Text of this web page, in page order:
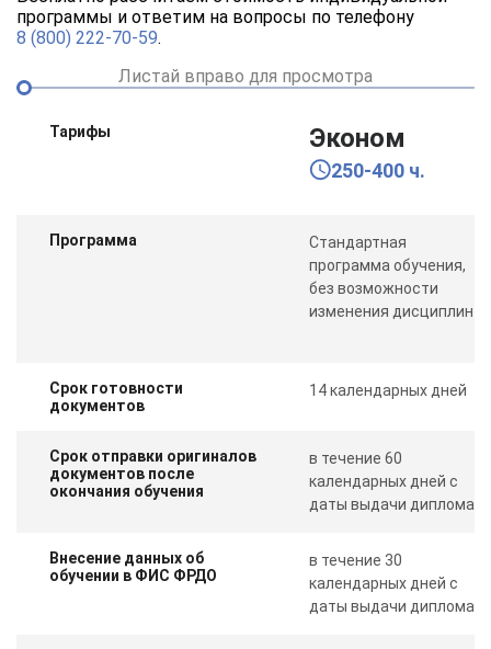
программы и ответим на вопросы по телефону
8 (800) 222-70-59.
Листай вправо для просмотра
Тарифы Эконом
250-400 ч.
Программа
Стандартная
программа обучения,
без возможности
изменения дисциплин
Срок готовности
документов
14 календарных дней
Срок отправки оригиналов
документов после
окончания обучения
в течение 60
календарных дней с
даты выдачи диплома
Внесение данных об
обучении в ФИС ФРДО
в течение 30
календарных дней с
даты выдачи диплома